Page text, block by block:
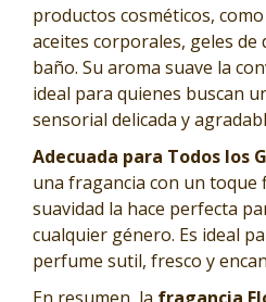
productos cosméticos,
aceites corporales, geles de
baño. Su aroma suave la
ideal para quienes buscan
sensorial delicada y
Adecuada para Todos los
una fragancia con un toque
suavidad la hace perfecta
cualquier género. Es ideal
perfume sutil, fresco y